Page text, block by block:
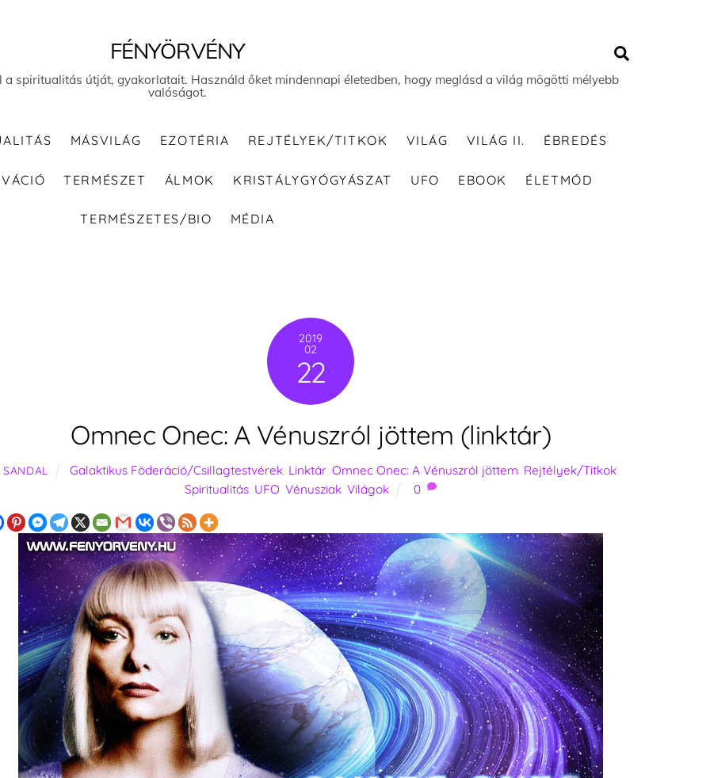
FÉNYÖRVÉNY
a spiritualitás útját, gyakorlatait. Használd őket mindennapi életedben, hogy meglásd a világ mögötti mélyebb
valóságot.
MÁSVILÁG EZOTÉRIA REJTÉLYEK/TITKOK VILÁG VILÁG II. ÉBREDÉS
TERMÉSZET ÁLMOK KRISTÁLYGYÓGYÁSZAT UFO EBOOK ÉLETMÓD
TERMÉSZETES/BIO MÉDIA
2019
02
22
Omnec Onec: A Vénuszról jöttem (linktár)
SANDAL Galaktikus Föderáció/Csillagtestvérek, Linktár, Omnec Onec: A Vénuszról jöttem Rejtélyek/Titkok,
Spiritualitás UFO ,Vénusziak ,Világok 0